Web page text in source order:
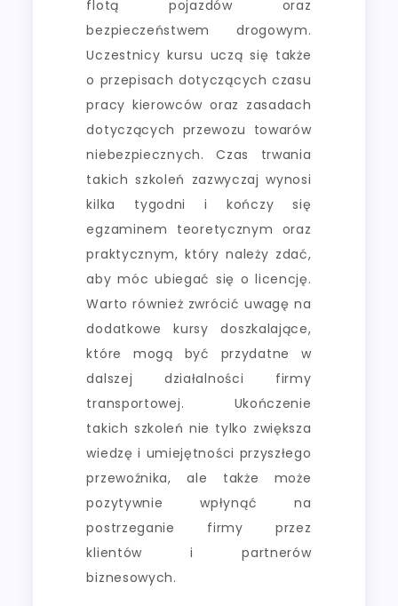
flotą pojazdów oraz
bezpieczeństwem drogowym.
Uczestnicy kursu uczą się także
o przepisach dotyczących czasu
pracy kierowców oraz zasadach
dotyczących przewozu towarów
niebezpiecznych. Czas trwania
takich szkoleń zazwyczaj wynosi
kilka tygodni i kończy się
egzaminem teoretycznym oraz
praktycznym, który należy zdać,
aby móc ubiegać się o licencję.
Warto również zwrócić uwagę na
dodatkowe kursy doszkalające,
które mogą być przydatne w
dalszej działalności firmy
transportowej. Ukończenie
takich szkoleń nie tylko zwiększa
wiedzę i umiejętności przyszłego
przewoźnika, ale także może
pozytywnie wpłynąć na
postrzeganie firmy przez
klientów i partnerów
biznesowych.